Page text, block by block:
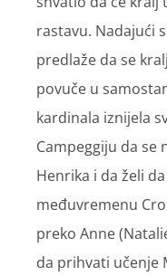
rastavu. Nadajući
predlaže da se
povuče u
kardinala iznijela
Campeggiju da se
Henrika i da želi
međuvremenu
preko Anne
da prihvati učenje